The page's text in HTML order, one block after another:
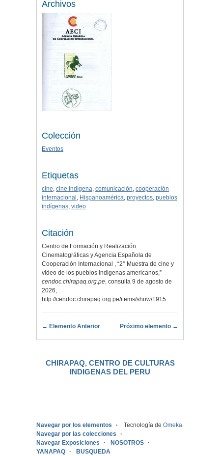
Archivos
Colección
Eventos
Etiquetas
cine, cine indígena, comunicación, cooperación
internacional , Hispanoamérica, proyectos, pueblos
indígenas, video
Citación
Centro de Formación y Realización
Cinematográficas y Agencia Española de
Cooperación Internacional , “2° Muestra de cine y
video de los pueblos indígenas americanos,”
cendoc.chirapaq.org.pe, consulta 9 de agosto de
2026,
http://cendoc.chirapaq.org.pe/items/show/1915.
← Elemento Anterior Próximo elemento →
CHIRAPAQ, CENTRO DE CULTURAS
INDIGENAS DEL PERU
Navegar por los elementos
Navegar por las colecciones
Navegar Exposiciones
NOSOTROS
YANAPAQ
BUSQUEDA
Tecnología de Omeka.